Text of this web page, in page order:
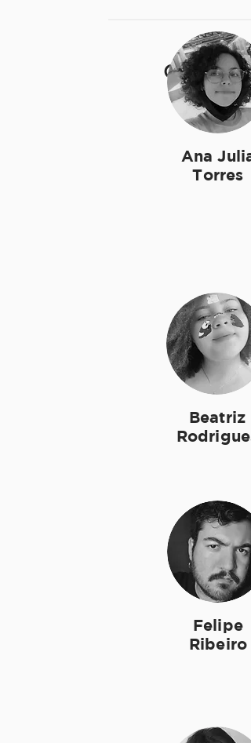
Ana Julia
Torres
Beatriz
Rodrigues
Felipe
Ribeiro